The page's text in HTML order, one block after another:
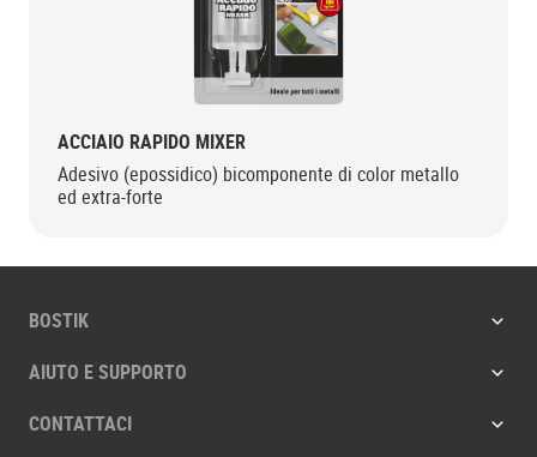
ACCIAIO RAPIDO MIXER
Adesivo (epossidico) bicomponente di color metallo
ed extra-forte
BOSTIK
AIUTO E SUPPORTO
CONTATTACI